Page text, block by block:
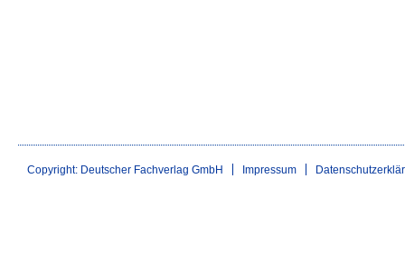
Copyright: Deutscher Fachverlag GmbH Impressum